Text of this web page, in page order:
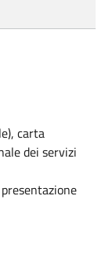
carta
dei servizi